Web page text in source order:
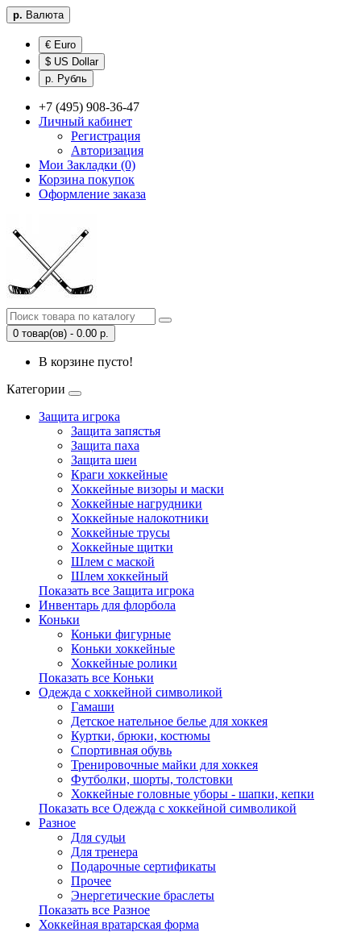
р. Валюта
€ Euro
$ US Dollar
р. Рубль
+7 (495) 908-36-47
Личный кабинет
Регистрация
Авторизация
Мои Закладки (0)
Корзина покупок
Оформление заказа
0 товар(ов) - 0.00 р.
В корзине пусто!
Категории
Защита игрока
Защита запястья
Защита паха
Защита шеи
Краги хоккейные
Хоккейные визоры и маски
Хоккейные нагрудники
Хоккейные налокотники
Хоккейные трусы
Хоккейные щитки
Шлем с маской
Шлем хоккейный
Показать все Защита игрока
Инвентарь для флорбола
Коньки
Коньки фигурные
Коньки хоккейные
Хоккейные ролики
Показать все Коньки
Одежда с хоккейной символикой
Гамаши
Детское нательное белье для хоккея
Куртки, брюки, костюмы
Спортивная обувь
Тренировочные майки для хоккея
Футболки, шорты, толстовки
Хоккейные головные уборы - шапки, кепки
Показать все Одежда с хоккейной символикой
Разное
Для судьи
Для тренера
Подарочные сертификаты
Прочее
Энергетические браслеты
Показать все Разное
Хоккейная вратарская форма